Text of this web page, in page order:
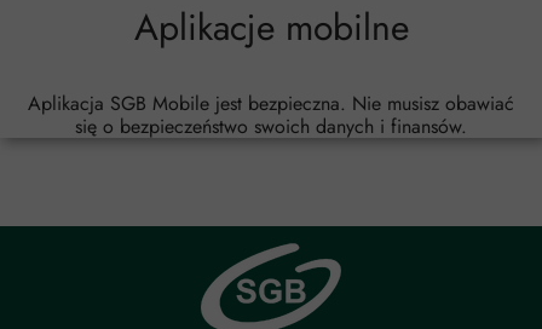
Aplikacje mobilne
Aplikacja SGB Mobile jest bezpieczna. Nie musisz obawiać
się o bezpieczeństwo swoich danych i finansów.